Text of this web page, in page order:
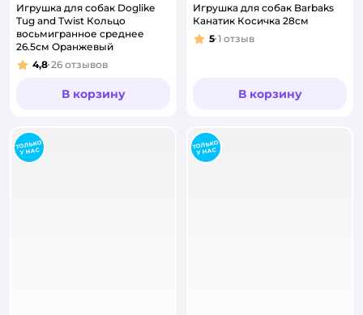
Игрушка для собак Doglike
Tug and Twist Кольцо
восьмигранное среднее
26.5см Оранжевый
Рейтинг:
4,8 26 отзывов
В корзину
Игрушка для собак Barbaks
Канатик Косичка 28см
Рейтинг:
5 1 отзыв
В корзину